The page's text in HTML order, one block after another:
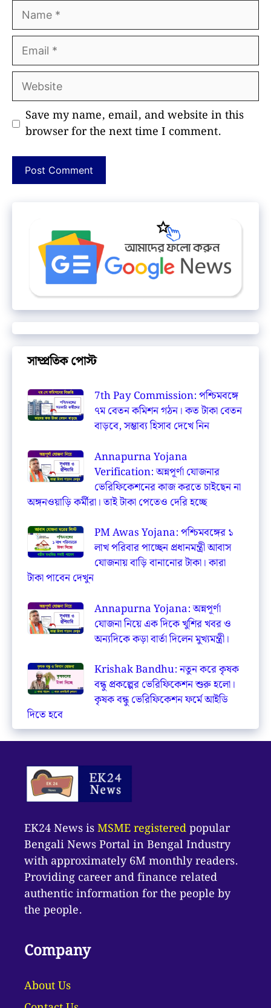
Name
Email
Website
Save my name, email, and website in this
browser for the next time I comment.
সাম্প্রতিক পোস্ট
7th Pay Commission: পশ্চিমবঙ্গে
৭ম বেতন কমিশন গঠন। কত টাকা বেতন
বাড়বে, সম্ভাব্য হিসাব দেখে নিন
Annapurna Yojana
Verification: অন্নপূর্ণা যোজনার
ভেরিফিকেশনের কাজ করতে চাইছেন না
অঙ্গনওয়াড়ি কর্মীরা। তাই টাকা পেতেও দেরি হচ্ছে
PM Awas Yojana: পশ্চিমবঙ্গের ১
লাখ পরিবার পাচ্ছেন প্রধানমন্ত্রী আবাস
যোজনায় বাড়ি বানানোর টাকা। কারা
টাকা পাবেন দেখুন
Annapurna Yojana: অন্নপূর্ণা
যোজনা নিয়ে এক দিকে খুশির খবর ও
অন্যদিকে কড়া বার্তা দিলেন মুখ্যমন্ত্রী।
Krishak Bandhu: নতুন করে কৃষক
বন্ধু প্রকল্পের ভেরিফিকেশন শুরু হলো।
কৃষক বন্ধু ভেরিফিকেশন ফর্মে আইডি
দিতে হবে
EK24 News isMSME registeredpopular
Bengali News Portal in Bengal Industry
with approximately 6M monthly readers.
Providing career and finance related
authentic information for the people by
the people.
Company
About Us